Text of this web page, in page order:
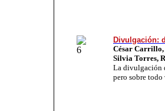
Divulgación:
César Carrillo,
Silvia Torres,
La divulgación
pero sobre todo